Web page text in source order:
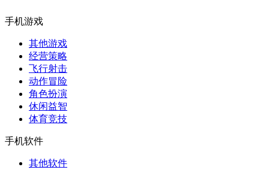
手机游戏
其他游戏
经营策略
飞行射击
动作冒险
角色扮演
休闲益智
体育竞技
手机软件
其他软件